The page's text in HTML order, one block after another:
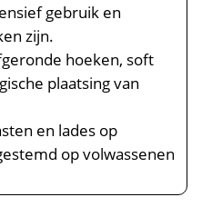
gebruik en
zijn.​
hoeken, soft
plaatsing van
en lades op
op volwassenen